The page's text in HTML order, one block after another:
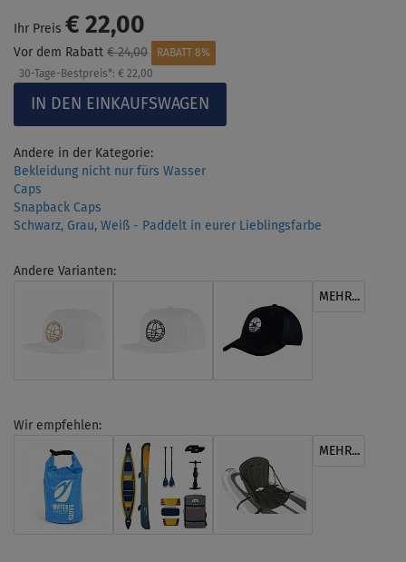
Ihr Preis € 22,00
Vor dem Rabatt € 24,00
RABATT 8%
30-Tage-Bestpreis*: € 22,00
Andere in der Kategorie:
Bekleidung nicht nur fürs Wasser
Caps
Snapback Caps
Schwarz, Grau, Weiß - Paddelt in eurer Lieblingsfarbe
Andere Varianten:
MEHR...
Wir empfehlen:
MEHR...